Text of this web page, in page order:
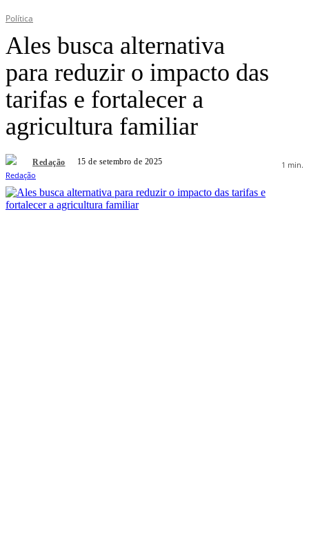
Política
Ales busca alternativa
para reduzir o impacto das
tarifas e fortalecer a
agricultura familiar
Redação 15 de setembro de 2025 1 min.